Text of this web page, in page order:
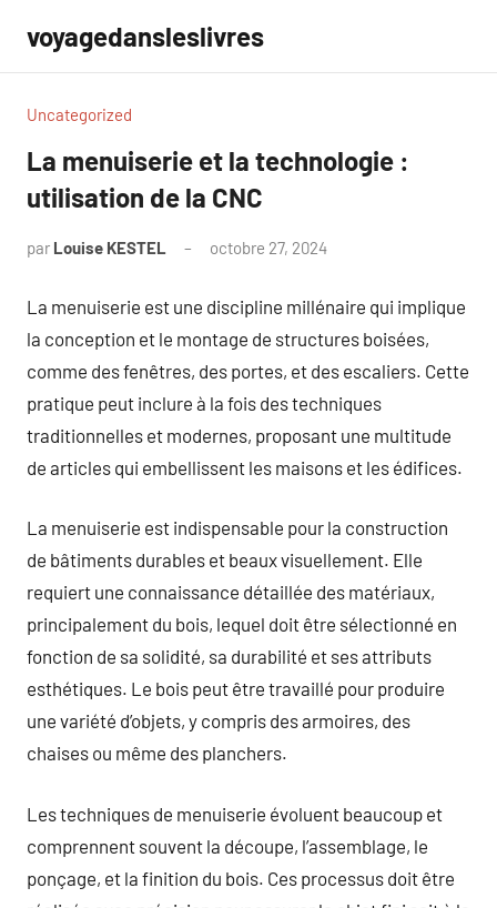
contenu
voyagedansleslivres
Uncategorized
La menuiserie et la technologie :
utilisation de la CNC
par Louise KESTEL octobre 27, 2024
La menuiserie est une discipline millénaire qui implique
la conception et le montage de structures boisées,
comme des fenêtres, des portes, et des escaliers. Cette
pratique peut inclure à la fois des techniques
traditionnelles et modernes, proposant une multitude
de articles qui embellissent les maisons et les édifices.
La menuiserie est indispensable pour la construction
de bâtiments durables et beaux visuellement. Elle
requiert une connaissance détaillée des matériaux,
principalement du bois, lequel doit être sélectionné en
fonction de sa solidité, sa durabilité et ses attributs
esthétiques. Le bois peut être travaillé pour produire
une variété d’objets, y compris des armoires, des
chaises ou même des planchers.
Les techniques de menuiserie évoluent beaucoup et
comprennent souvent la découpe, l’assemblage, le
ponçage, et la finition du bois. Ces processus doit être